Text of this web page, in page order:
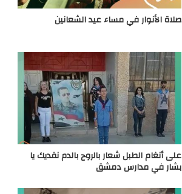
صلاة الأنوار في مساء عيد الشعانين
على أنغام الطبل شعار بالروح بالدم نفديك يا
بشار في مدارس دمشق